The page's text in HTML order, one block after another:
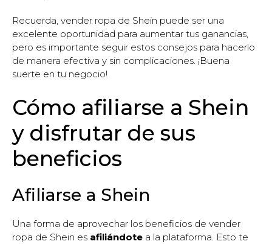
Recuerda, vender ropa de Shein puede ser una
excelente oportunidad para aumentar tus ganancias,
pero es importante seguir estos consejos para hacerlo
de manera efectiva y sin complicaciones. ¡Buena
suerte en tu negocio!
Cómo afiliarse a Shein
y disfrutar de sus
beneficios
Afiliarse a Shein
Una forma de aprovechar los beneficios de vender
ropa de Shein es afiliándote a la plataforma. Esto te